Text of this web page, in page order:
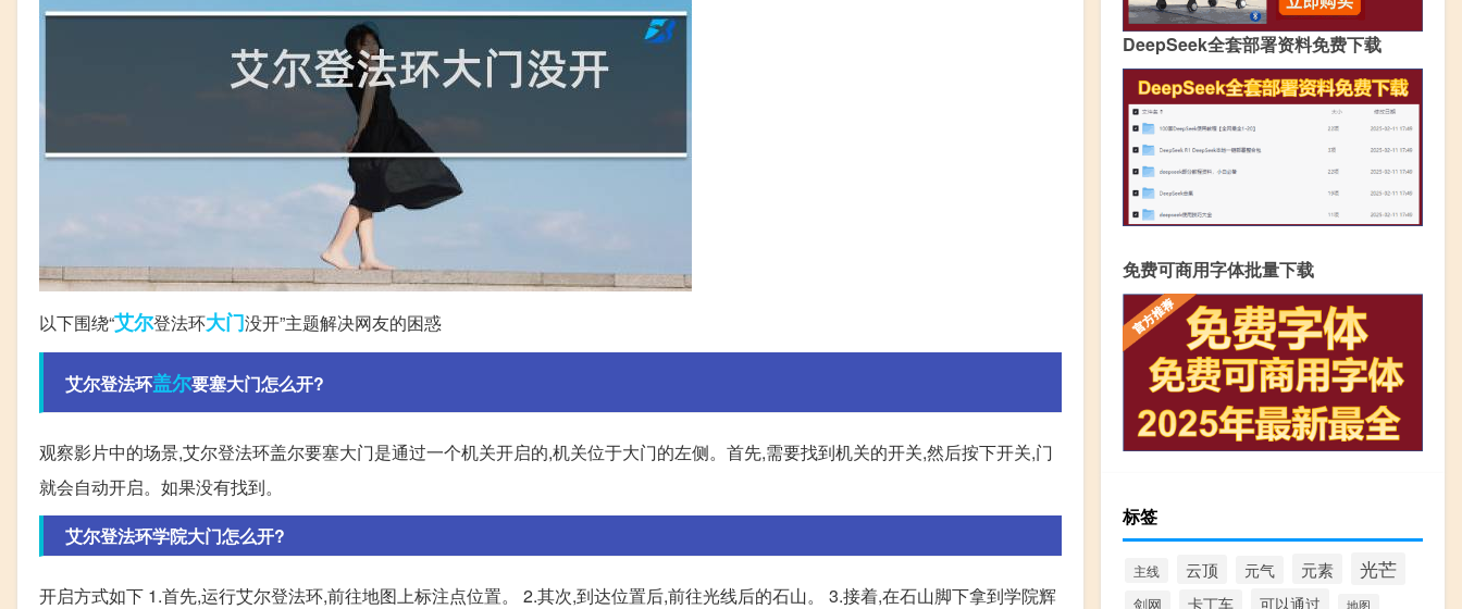
以下围绕“艾尔登法环大门没开”主题解决网友的困惑
艾尔登法环盖尔要塞大门怎么开?
观察影片中的场景,艾尔登法环盖尔要塞大门是通过一个机关开启的,机关位于大门的左侧。首先,需要找到机关的开关,然后按下开关,门
就会自动开启。如果没有找到。
艾尔登法环学院大门怎么开?
开启方式如下 1.首先,运行艾尔登法环,前往地图上标注点位置。 2.其次,到达位置后,前往光线后的石山。 3.接着,在石山脚下拿到学院辉
DeepSeek全套部署资料免费下载
免费可商用字体批量下载
标签
主线 云顶 元气 元素 光芒
剑网 卡丁车 可以通过 地图